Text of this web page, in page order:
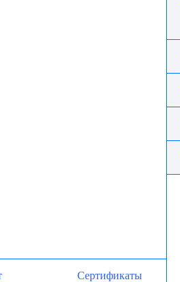
Сертификаты